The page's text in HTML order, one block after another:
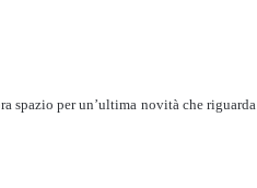
spazio per un’ultima novità che